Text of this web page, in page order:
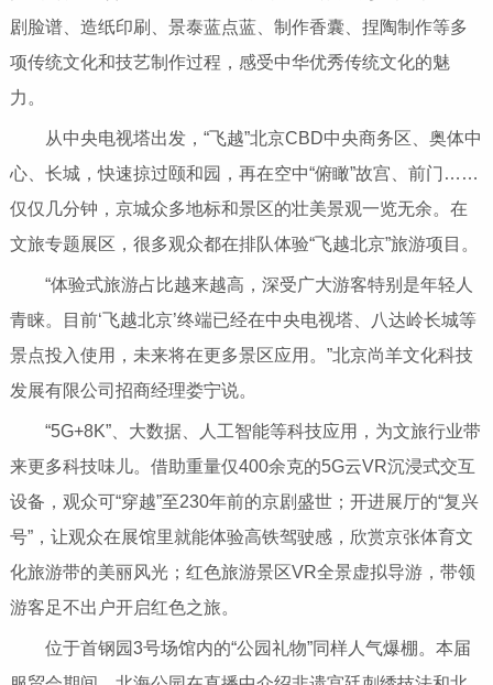
剧脸谱、造纸印刷、景泰蓝点蓝、制作香囊、捏陶制作等多
项传统文化和技艺制作过程，感受中华优秀传统文化的魅
力。
从中央电视塔出发，“飞越”北京CBD中央商务区、奥体中
心、长城，快速掠过颐和园，再在空中“俯瞰”故宫、前门……
仅仅几分钟，京城众多地标和景区的壮美景观一览无余。在
文旅专题展区，很多观众都在排队体验“飞越北京”旅游项目。
“体验式旅游占比越来越高，深受广大游客特别是年轻人
青睐。目前‘飞越北京’终端已经在中央电视塔、八达岭长城等
景点投入使用，未来将在更多景区应用。”北京尚羊文化科技
发展有限公司招商经理娄宁说。
“5G+8K”、大数据、人工智能等科技应用，为文旅行业带
来更多科技味儿。借助重量仅400余克的5G云VR沉浸式交互
设备，观众可“穿越”至230年前的京剧盛世；开进展厅的“复兴
号”，让观众在展馆里就能体验高铁驾驶感，欣赏京张体育文
化旅游带的美丽风光；红色旅游景区VR全景虚拟导游，带领
游客足不出户开启红色之旅。
位于首钢园3号场馆内的“公园礼物”同样人气爆棚。本届